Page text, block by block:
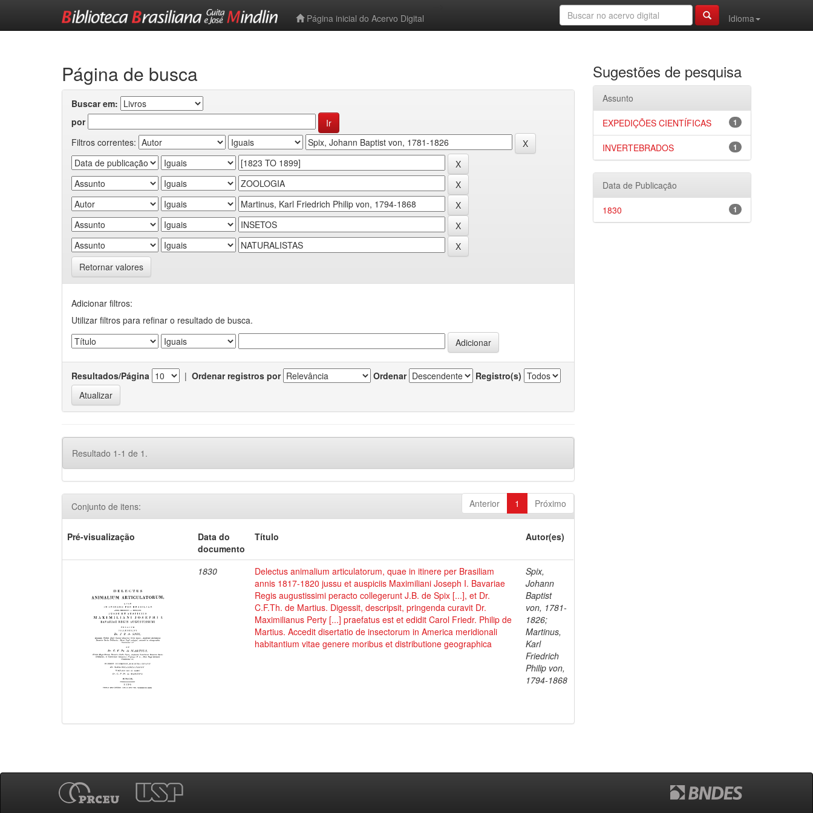
Página inicial do Acervo Digital
Idioma
Página de busca
Buscar em:
por
Filtros correntes:
Retornar valores
Adicionar filtros:
Utilizar filtros para refinar o resultado de busca.
Resultados/Página | Ordenar registros por Ordenar Registro(s)
Resultado 1-1 de 1.
Anterior 1 Próximo
Conjunto de itens:
Pré-visualização
Data do
documento
Título Autor(es)
1830
Delectus animalium articulatorum, quae in itinere per Brasiliam
annis 1817-1820 jussu et auspiciis Maximiliani Joseph I. Bavariae
Regis augustissimi peracto collegerunt J.B. de Spix [...], et Dr.
C.F.Th. de Martius. Digessit, descripsit, pringenda curavit Dr.
Maximilianus Perty [...] praefatus est et edidit Carol Friedr. Philip de
Martius. Accedit disertatio de insectorum in America meridionali
habitantium vitae genere moribus et distributione geographica
Spix,
Johann
Baptist
von, 1781-
1826;
Martinus,
Karl
Friedrich
Philip von,
1794-1868
Sugestões de pesquisa
Assunto
1
EXPEDIÇÕES CIENTÍFICAS
1
INVERTEBRADOS
Data de Publicação
1
1830